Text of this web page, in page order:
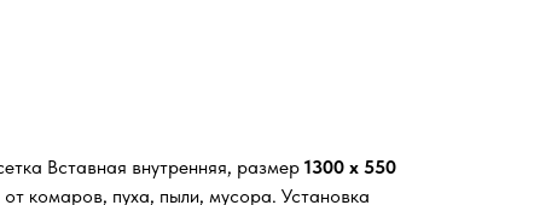
Вставная внутренняя, размер 1300 х 550
комаров, пуха, пыли, мусора. Установка